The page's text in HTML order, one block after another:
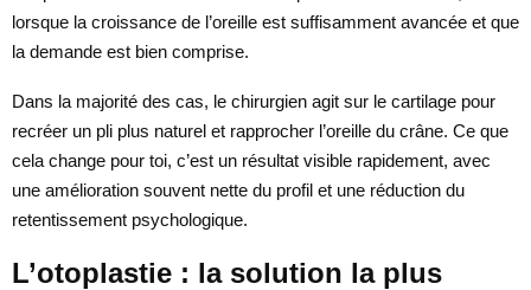
lorsque la croissance de l’oreille est suffisamment avancée et que
la demande est bien comprise.
Dans la majorité des cas, le chirurgien agit sur le cartilage pour
recréer un pli plus naturel et rapprocher l’oreille du crâne. Ce que
cela change pour toi, c’est un résultat visible rapidement, avec
une amélioration souvent nette du profil et une réduction du
retentissement psychologique.
L’otoplastie : la solution la plus